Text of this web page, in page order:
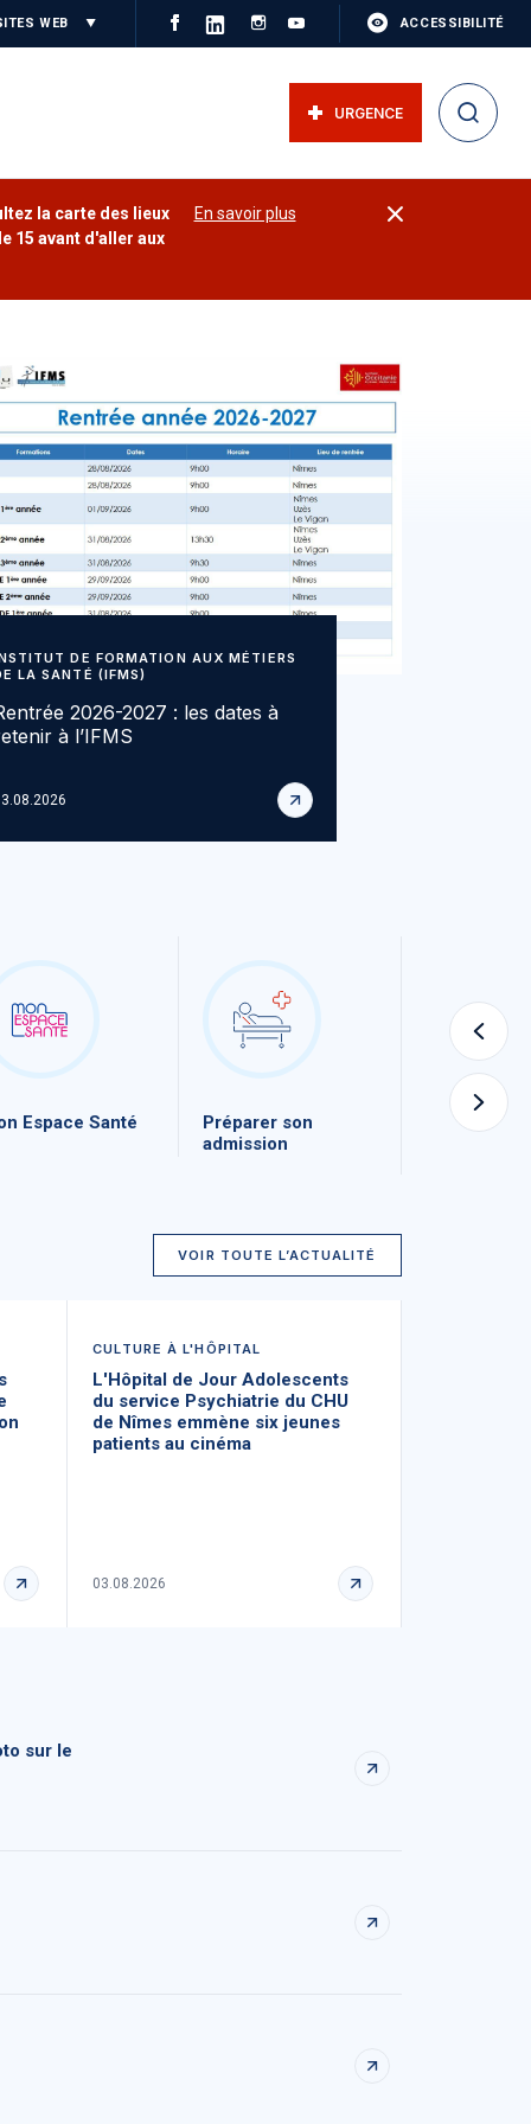
WEB ACCESSIBILITÉ
URGENCE
la carte des lieux
15 avant d'aller aux
En savoir plus
DE FORMATION AUX MÉTIERS
LA SANTÉ (IFMS)
2026-2027 : les dates à
à l’IFMS
Espace Santé
Préparer son
admission
Le CHU de
VOIR TOUTE L’ACTUALITÉ
CULTURE À L'HÔPITAL
L'Hôpital de Jour Adolescents
du service Psychiatrie du CHU
de Nîmes emmène six jeunes
patients au cinéma
03.08.2026
sur le